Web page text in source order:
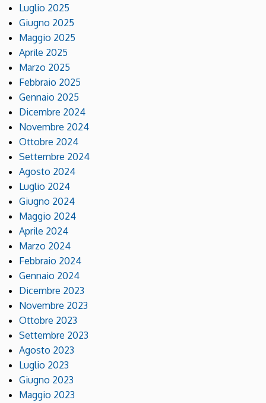
Luglio 2025
Giugno 2025
Maggio 2025
Aprile 2025
Marzo 2025
Febbraio 2025
Gennaio 2025
Dicembre 2024
Novembre 2024
Ottobre 2024
Settembre 2024
Agosto 2024
Luglio 2024
Giugno 2024
Maggio 2024
Aprile 2024
Marzo 2024
Febbraio 2024
Gennaio 2024
Dicembre 2023
Novembre 2023
Ottobre 2023
Settembre 2023
Agosto 2023
Luglio 2023
Giugno 2023
Maggio 2023